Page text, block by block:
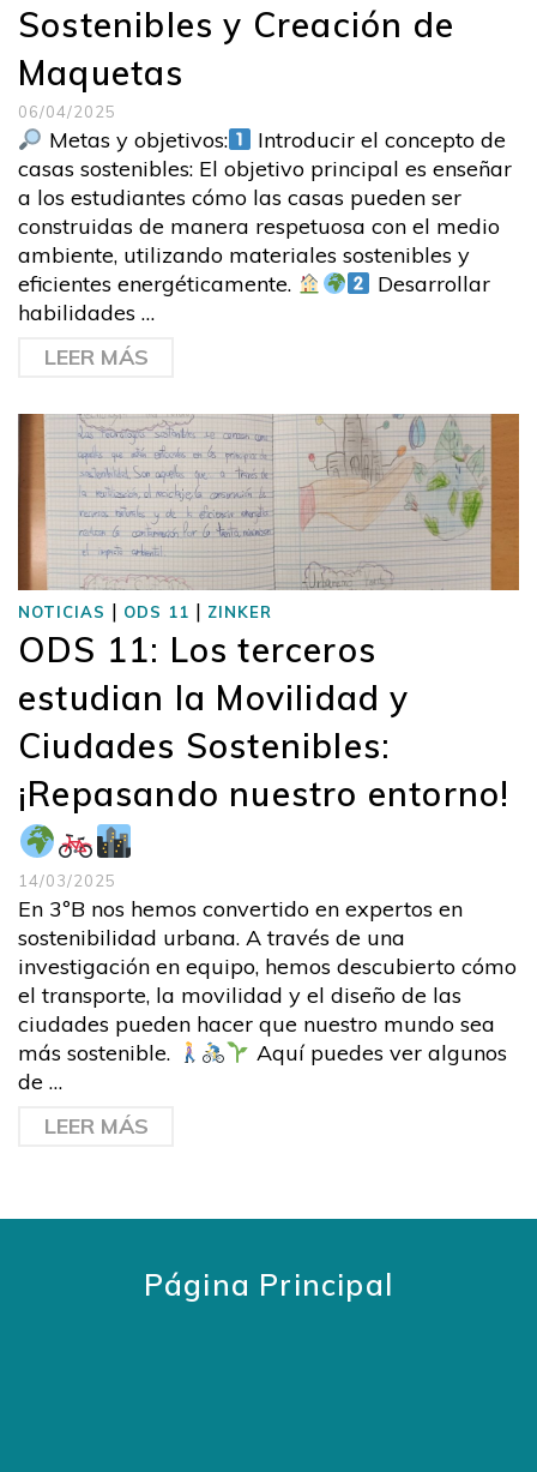
Sostenibles y Creación de
Maquetas
06/04/2025
Metas y objetivos:
Introducir el concepto de
casas sostenibles: El objetivo principal es enseñar
a los estudiantes cómo las casas pueden ser
construidas de manera respetuosa con el medio
ambiente, utilizando materiales sostenibles y
eficientes energéticamente.
Desarrollar
habilidades …
LEER MÁS
NOTICIAS | ODS 11 | ZINKER
ODS 11: Los terceros
estudian la Movilidad y
Ciudades Sostenibles:
¡Repasando nuestro entorno!
14/03/2025
En 3ºB nos hemos convertido en expertos en
sostenibilidad urbana. A través de una
investigación en equipo, hemos descubierto cómo
el transporte, la movilidad y el diseño de las
ciudades pueden hacer que nuestro mundo sea
más sostenible.
Aquí puedes ver algunos
de …
LEER MÁS
Página Principal